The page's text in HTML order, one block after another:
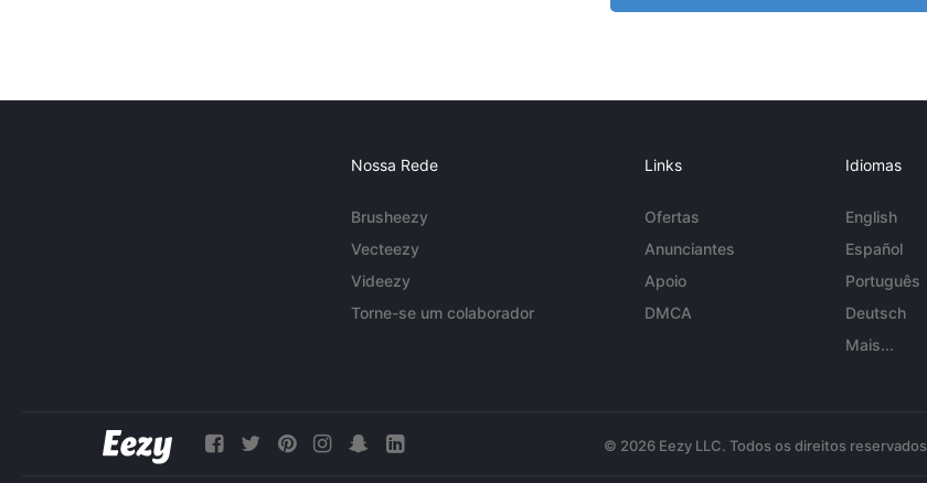
Nossa Rede
Brusheezy
Vecteezy
Videezy
Torne-se um colaborador
Links
Ofertas
Anunciantes
Apoio
DMCA
Idiomas
English
Español
Português
Deutsch
Mais...
© 2026 Eezy LLC. Todos os direitos reservados